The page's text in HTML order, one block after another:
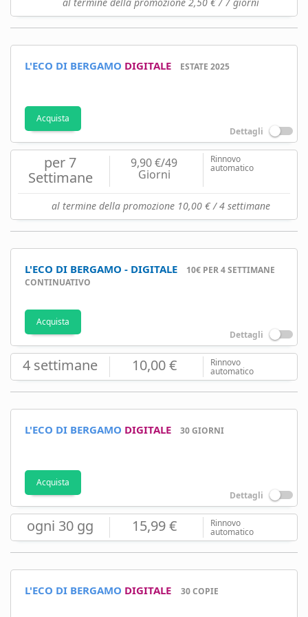
L'ECO DI BERGAMO DIGITALE ESTATE 2025
Acquista
Dettagli
per 7
Settimane
9,90 €/49
Giorni
Rinnovo
automatico
al termine della promozione 10,00 € / 4 settimane
L'ECO DI BERGAMO - DIGITALE
10€ PER 4 SETTIMANE
CONTINUATIVO
Acquista
Dettagli
4 settimane 10,00 € Rinnovo
automatico
L'ECO DI BERGAMO DIGITALE 30 GIORNI
Acquista
Dettagli
ogni 30 gg 15,99 € Rinnovo
automatico
L'ECO DI BERGAMO DIGITALE 30 COPIE